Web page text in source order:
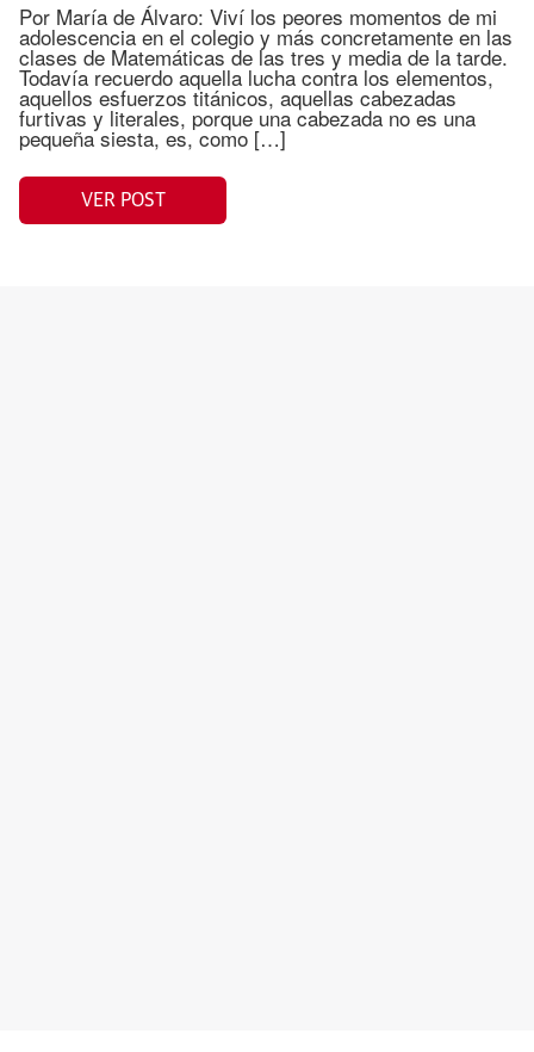
Por María de Álvaro: Viví los peores momentos de mi
adolescencia en el colegio y más concretamente en las
clases de Matemáticas de las tres y media de la tarde.
Todavía recuerdo aquella lucha contra los elementos,
aquellos esfuerzos titánicos, aquellas cabezadas
furtivas y literales, porque una cabezada no es una
pequeña siesta, es, como […]
VER POST